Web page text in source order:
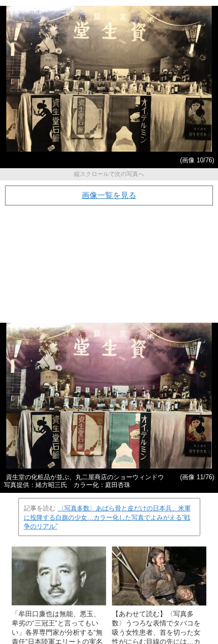
(画像 10/76)
縦スクロールで次の写真へ
画像一覧を見る
資生堂の化粧品が並ぶ、丸二屋商店のショーウィンドウ
写真提供：緒方昭三氏 カラー化：庭田杏珠
(画像 11/76)
記事を読む
〈写真多数〉あばら骨と皮だけの日本兵、米軍
に投降する白旗の少女…カラー化した写真でよみがえる“戦
争のリアル”
「牟田口廉也は無能、悪玉、
卑劣の“三冠王”と言ってもい
い」各界専門家が分析する“無
責任”日本陸軍エリートの実名
【あわせて読む】〈写真多
数〉うつろな表情でタバコを
吸う女性患者、首を切った女
性がにらむ目線の先には…カ